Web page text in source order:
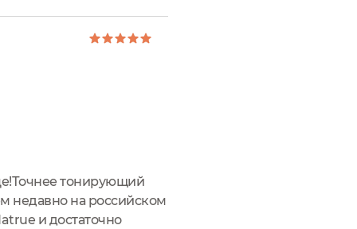
тонирующий
недавно на российском
и достаточно